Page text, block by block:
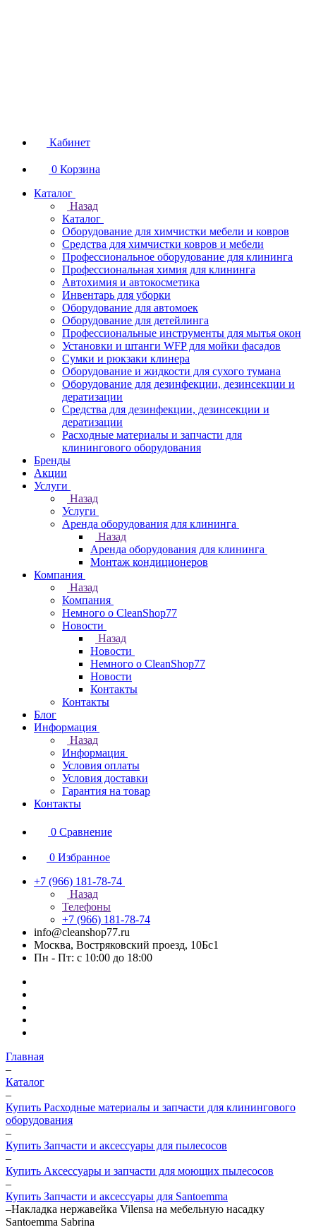
Кабинет
0 Корзина
Каталог
Назад
Каталог
Оборудование для химчистки мебели и ковров
Средства для химчистки ковров и мебели
Профессиональное оборудование для клининга
Профессиональная химия для клининга
Автохимия и автокосметика
Инвентарь для уборки
Оборудование для автомоек
Оборудование для детейлинга
Профессиональные инструменты для мытья окон
Установки и штанги WFP для мойки фасадов
Сумки и рюкзаки клинера
Оборудование и жидкости для сухого тумана
Оборудование для дезинфекции, дезинсекции и
дератизации
Средства для дезинфекции, дезинсекции и
дератизации
Расходные материалы и запчасти для
клинингового оборудования
Бренды
Акции
Услуги
Назад
Услуги
Аренда оборудования для клининга
Назад
Аренда оборудования для клининга
Монтаж кондиционеров
Компания
Назад
Компания
Немного о CleanShop77
Новости
Назад
Новости
Немного о CleanShop77
Новости
Контакты
Контакты
Блог
Информация
Назад
Информация
Условия оплаты
Условия доставки
Гарантия на товар
Контакты
0 Сравнение
0 Избранное
+7 (966) 181-78-74
Назад
Телефоны
+7 (966) 181-78-74
info@cleanshop77.ru
Москва, Востряковский проезд, 10Бс1
Пн - Пт: с 10:00 до 18:00
Главная
–
Каталог
–
Купить Расходные материалы и запчасти для клинингового
оборудования
–
Купить Запчасти и аксессуары для пылесосов
–
Купить Аксессуары и запчасти для моющих пылесосов
–
Купить Запчасти и аксессуары для Santoemma
–Накладка нержавейка Vilensa на мебельную насадку
Santoemma Sabrina